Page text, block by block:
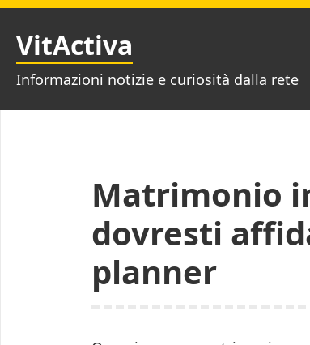
Vai
contenuto
VitActiva
Informazioni notizie e curiosità dalla rete
Matrimonio
dovresti
planner